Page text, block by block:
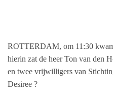
ROTTERDAM, om 11:30
hierin zat de heer Ton van den
en twee vrijwilligers van
Desiree ?